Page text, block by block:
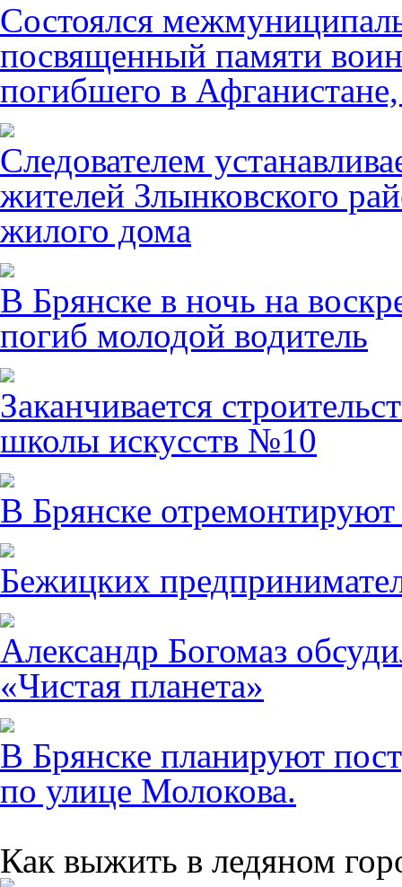
Состоялся
посвященный памяти
погибшего в
Следователем
жителей Злынковского
жилого дома
В Брянске в ночь на
погиб молодой водитель
Заканчивается
школы искусств №10
В Брянске
Бежицких
Александр Богомаз
«Чистая планета»
В Брянске планируют
по улице Молокова.
Как выжить в ледяном